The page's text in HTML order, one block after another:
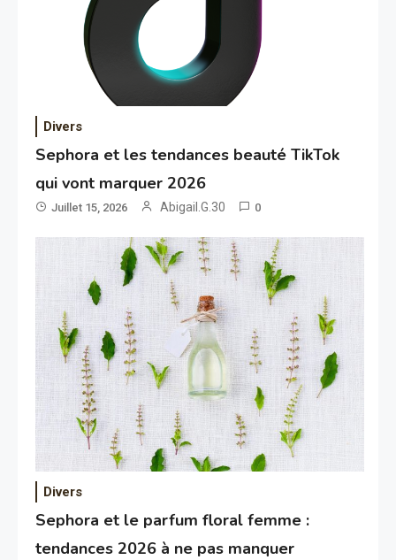
Divers
Sephora et les tendances beauté TikTok
qui vont marquer 2026
Juillet 15, 2026 Abigail.G.30 0
Divers
Sephora et le parfum floral femme :
tendances 2026 à ne pas manquer